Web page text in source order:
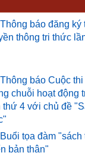
Thông báo đăng ký
thông tri thức
Thông báo Cuộc
chuỗi hoạt động
thứ 4 với chủ đề
Buổi tọa đàm
bản thân"